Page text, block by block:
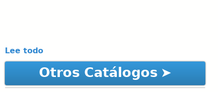
Lee todo
Otros Catálogos